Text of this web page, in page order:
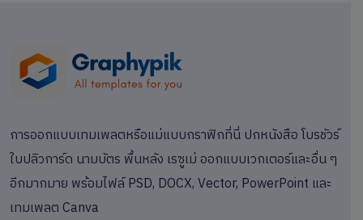
การออกแบบเทมเพลตหรือแม่แบบกราฟิกที่นี่ ปกหนังสือ โบรชัวร์
ใบปลิวการ์ด นามบัตร พื้นหลัง เรซูเม่ ออกแบบเวกเตอร์และอื่น ๆ
อีกมากมาย พร้อมไฟล์ PSD, DOCX, Vector, PowerPoint และ
เทมเพลต Canva